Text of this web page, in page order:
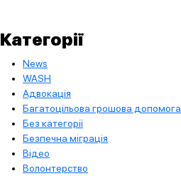
Категорії
News
WASH
Адвокація
Багатоцільова грошова допомога
Без категорії
Безпечна міграція
Відео
Волонтерство